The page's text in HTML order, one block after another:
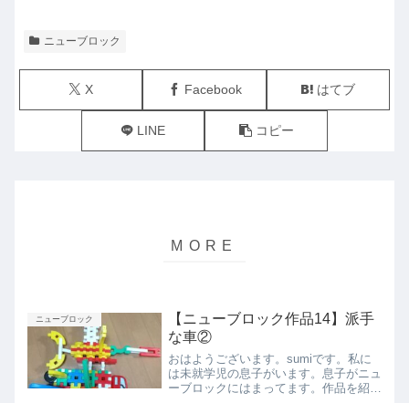
ニューブロック
X Facebook はてブ
LINE コピー
ニューブロック
【ニューブロック作品14】派手
な車②
おはようございます。sumiです。私に
は未就学児の息子がいます。息子がニュ
ーブロックにはまってます。作品を紹介